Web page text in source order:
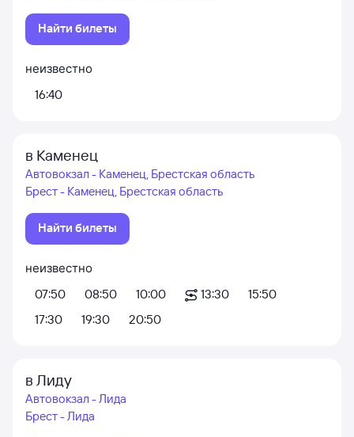
Найти билеты
неизвестно
16:40
в Каменец
Автовокзал - Каменец, Брестская область
Брест - Каменец, Брестская область
Найти билеты
неизвестно
07:50
08:50 10:00 13:30
15:50
17:30
19:30 20:50
в Лиду
Автовокзал - Лида
Брест - Лида